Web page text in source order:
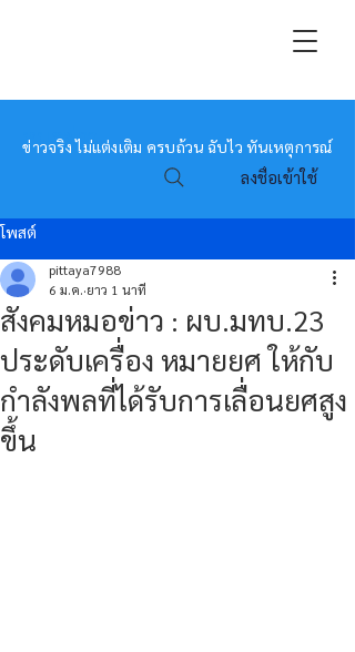
หมอข่าว
ข่าวจริง ไม่แต่งเติม ครบถ้วน ฉับไว ทันเหตุการณ์
ลงชื่อเข้าใช้
โพสต์
สังคมหมอข่าว : ผบ.มทบ.23
ประดับเครื่อง หมายยศ ให้กับ
กำลังพลที่ได้รับการเลื่อนยศสูง
ขึ้น
pittaya7988
6 ม.ค. ยาว 1 นาที